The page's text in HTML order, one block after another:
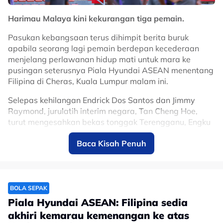
Harimau Malaya kini kekurangan tiga pemain.
Pasukan kebangsaan terus dihimpit berita buruk
apabila seorang lagi pemain berdepan kecederaan
menjelang perlawanan hidup mati untuk mara ke
pusingan seterusnya Piala Hyundai ASEAN menentang
Filipina di Cheras, Kuala Lumpur malam ini.
Selepas kehilangan Endrick Dos Santos dan Jimmy
Raymond, jurulatih interim negara, Tan Cheng Hoe,
turut mengesahkan bekas tonggak Terengganu, Engku
Nur Shakir Engku Yacob, akan terlepas aksi getir itu
susulan kecederaan, sekali gus dijangka terlepas aksi
penting bertemu pelawat.
Hoe on status pasukan selepas turut
kehilangan Jimmy Raymond dan Endrick
Dos Santos.@ASTROARENA
Baca Kisah Penuh
BOLA SEPAK
Piala Hyundai ASEAN: Filipina sedia
akhiri kemarau kemenangan ke atas